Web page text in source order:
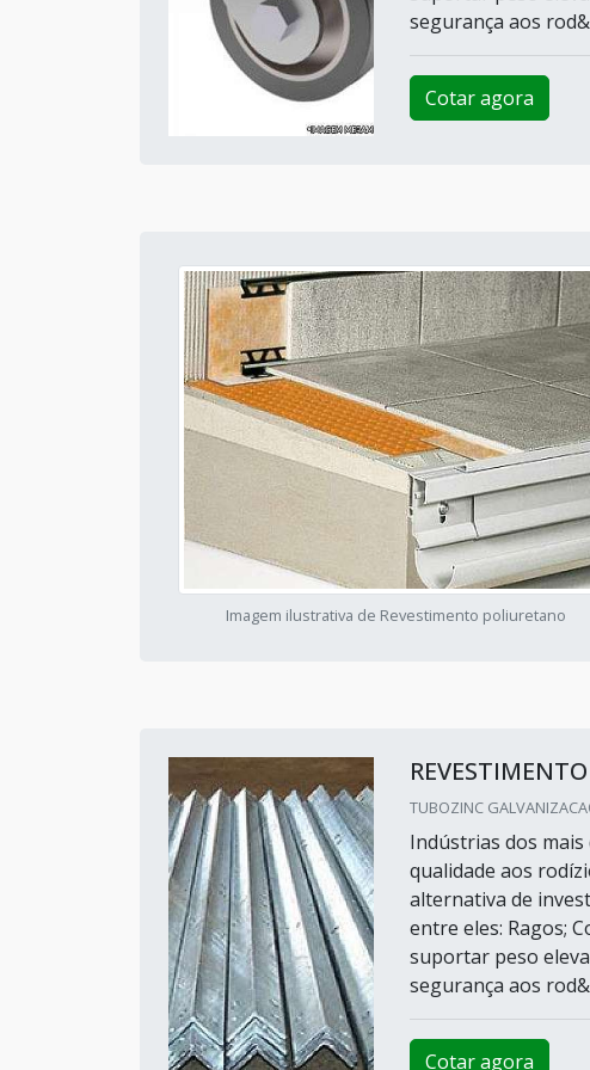
segurança aos
Cotar agora
Imagem ilustrativa de Revestimento poliuretano
TUBOZINC
Indústrias dos
qualidade aos
alternativa de
entre eles: Ragos;
suportar peso
segurança aos
Cotar agora